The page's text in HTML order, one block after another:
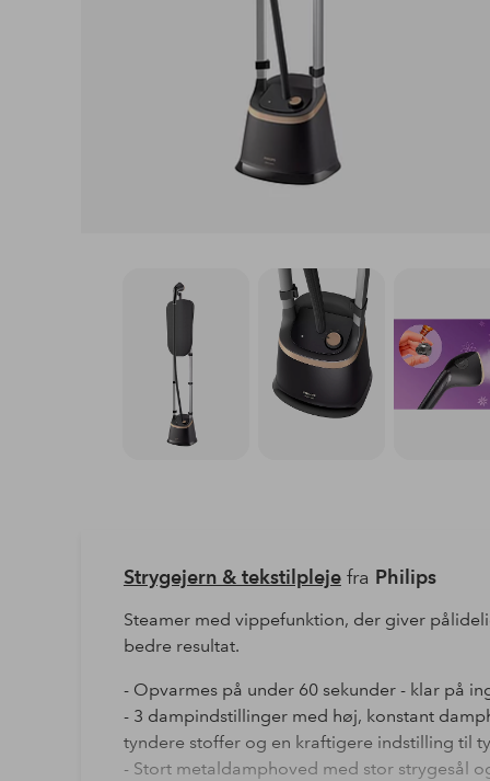
Strygejern & tekstilplejefra Philips
Steamer med vippefunktion, der giver
bedre resultat.
- Opvarmes på under 60 sekunder - klar på
- 3 dampindstillinger med høj, konstant
tyndere stoffer og en kraftigere indstilling til
- Stort metaldamphoved med stor strygesål